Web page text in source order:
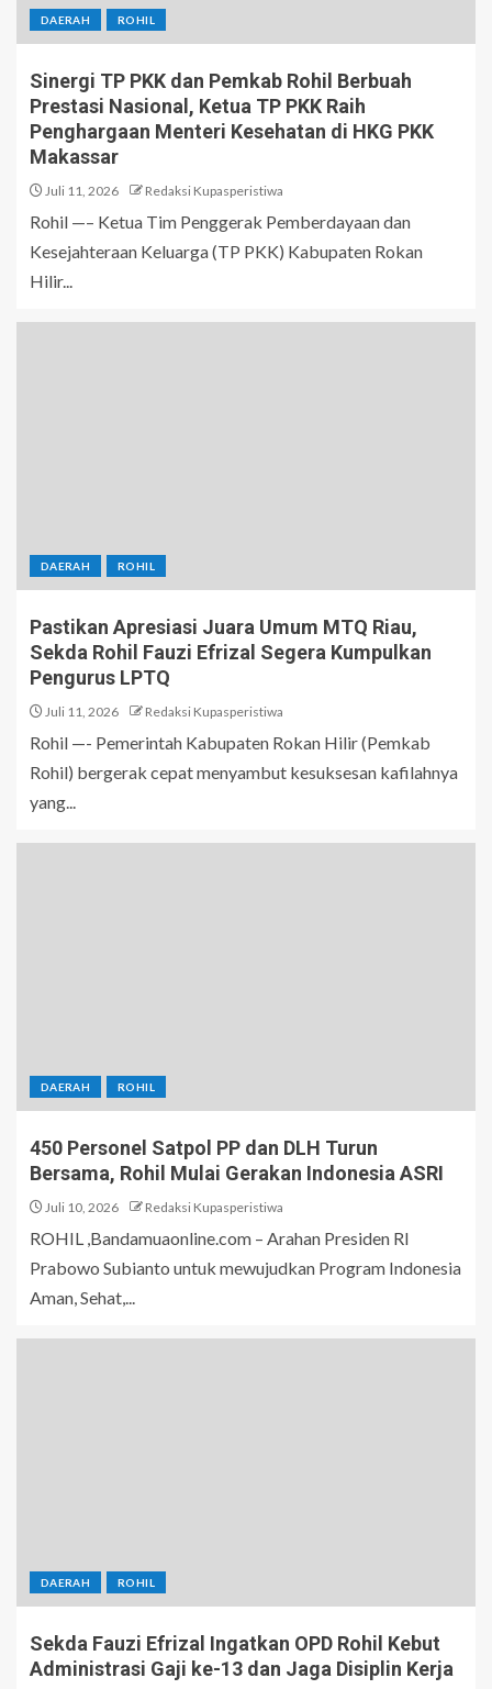
DAERAH ROHIL
Sinergi TP PKK dan Pemkab Rohil Berbuah
Prestasi Nasional, Ketua TP PKK Raih
Penghargaan Menteri Kesehatan di HKG PKK
Makassar
Juli 11, 2026 Redaksi Kupasperistiwa
Rohil —– Ketua Tim Penggerak Pemberdayaan dan
Kesejahteraan Keluarga (TP PKK) Kabupaten Rokan
Hilir...
DAERAH ROHIL
Pastikan Apresiasi Juara Umum MTQ Riau,
Sekda Rohil Fauzi Efrizal Segera Kumpulkan
Pengurus LPTQ
Juli 11, 2026 Redaksi Kupasperistiwa
Rohil —- Pemerintah Kabupaten Rokan Hilir (Pemkab
Rohil) bergerak cepat menyambut kesuksesan kafilahnya
yang...
DAERAH ROHIL
450 Personel Satpol PP dan DLH Turun
Bersama, Rohil Mulai Gerakan Indonesia ASRI
Juli 10, 2026 Redaksi Kupasperistiwa
ROHIL ,Bandamuaonline.com – Arahan Presiden RI
Prabowo Subianto untuk mewujudkan Program Indonesia
Aman, Sehat,...
DAERAH ROHIL
Sekda Fauzi Efrizal Ingatkan OPD Rohil Kebut
Administrasi Gaji ke-13 dan Jaga Disiplin Kerja